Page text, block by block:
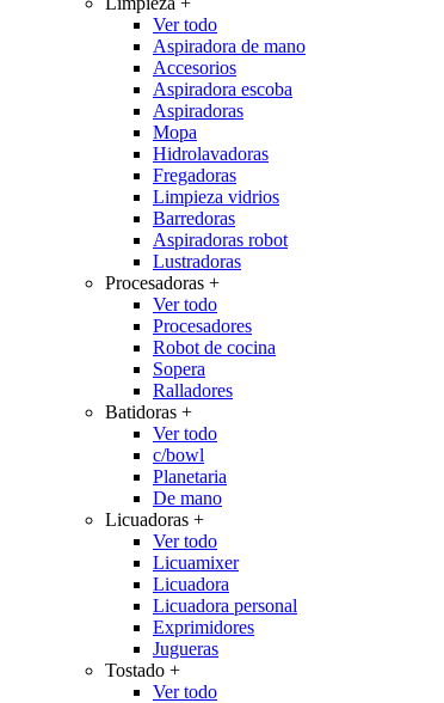
Ver todo
Aspiradora de mano
Accesorios
Aspiradora escoba
Aspiradoras
Mopa
Hidrolavadoras
Fregadoras
Limpieza vidrios
Barredoras
Aspiradoras robot
Lustradoras
Procesadoras +
Ver todo
Procesadores
Robot de cocina
Sopera
Ralladores
Batidoras +
Ver todo
c/bowl
Planetaria
De mano
Licuadoras +
Ver todo
Licuamixer
Licuadora
Licuadora personal
Exprimidores
Jugueras
Tostado +
Ver todo